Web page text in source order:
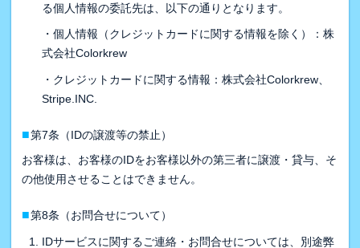
る個人情報の委託先は、以下の通りとなります。
・個人情報（クレジットカードに関する情報を除く）：株
式会社Colorkrew
・クレジットカードに関する情報：株式会社Colorkrew、
Stripe.INC.
■第7条（IDの譲渡等の禁止）
お客様は、お客様のIDをお客様以外の第三者に譲渡・貸与、そ
の他使用させることはできません。
■第8条（お問合せについて）
IDサービスに関するご連絡・お問合せについては、別途弊